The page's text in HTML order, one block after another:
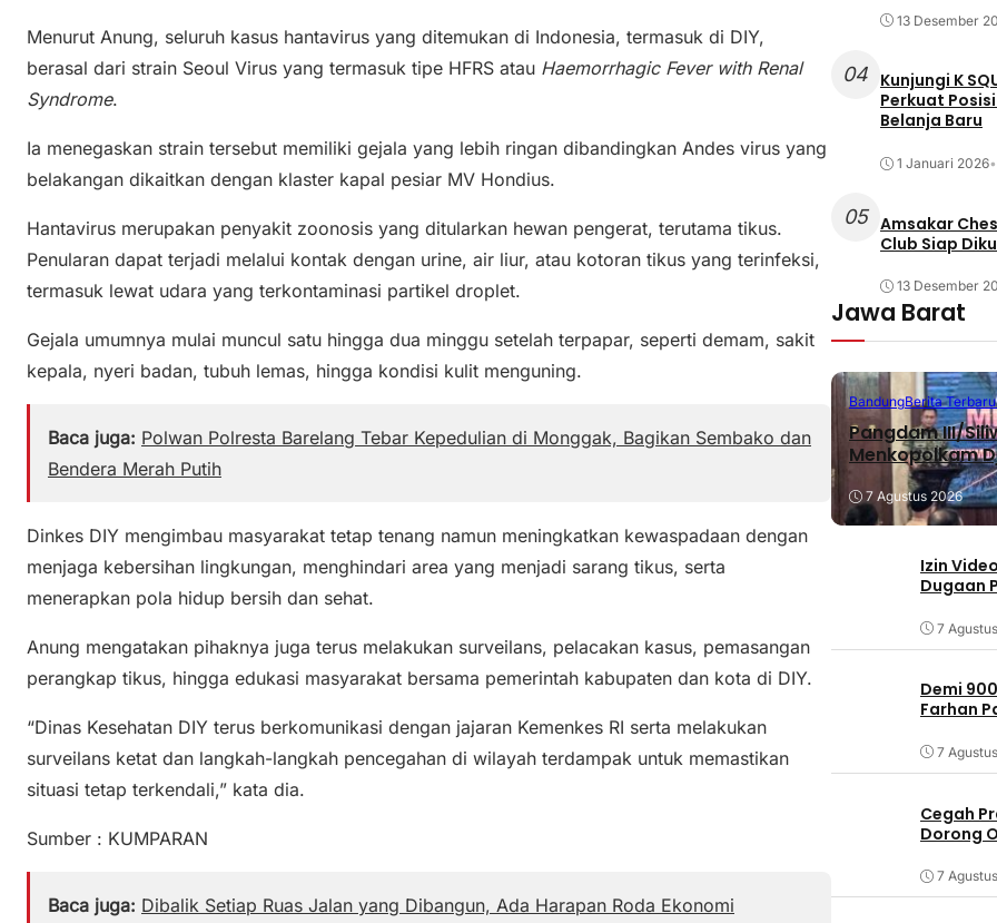
Menurut Anung, seluruh kasus hantavirus yang ditemukan di Indonesia, termasuk di DIY,
berasal dari strain Seoul Virus yang termasuk tipe HFRS atau Haemorrhagic Fever with Renal
Syndrome.
Ia menegaskan strain tersebut memiliki gejala yang lebih ringan dibandingkan Andes virus yang
belakangan dikaitkan dengan klaster kapal pesiar MV Hondius.
Hantavirus merupakan penyakit zoonosis yang ditularkan hewan pengerat, terutama tikus.
Penularan dapat terjadi melalui kontak dengan urine, air liur, atau kotoran tikus yang terinfeksi,
termasuk lewat udara yang terkontaminasi partikel droplet.
Gejala umumnya mulai muncul satu hingga dua minggu setelah terpapar, seperti demam, sakit
kepala, nyeri badan, tubuh lemas, hingga kondisi kulit menguning.
Baca juga: Polwan Polresta Barelang Tebar Kepedulian di Monggak, Bagikan Sembako dan
Bendera Merah Putih
Dinkes DIY mengimbau masyarakat tetap tenang namun meningkatkan kewaspadaan dengan
menjaga kebersihan lingkungan, menghindari area yang menjadi sarang tikus, serta
menerapkan pola hidup bersih dan sehat.
Anung mengatakan pihaknya juga terus melakukan surveilans, pelacakan kasus, pemasangan
perangkap tikus, hingga edukasi masyarakat bersama pemerintah kabupaten dan kota di DIY.
“Dinas Kesehatan DIY terus berkomunikasi dengan jajaran Kemenkes RI serta melakukan
surveilans ketat dan langkah-langkah pencegahan di wilayah terdampak untuk memastikan
situasi tetap terkendali,” kata dia.
Sumber : KUMPARAN
Baca juga: Dibalik Setiap Ruas Jalan yang Dibangun, Ada Harapan Roda Ekonomi
13 Desember
04 Kunjungi K
Perkuat
Belanja Baru
1 Januari 2026•
05 Amsakar
Club Siap
13 Desember
Jawa Barat
BandungBerita Terbaru
Pangdam III/
Menkopolkam
7 Agustus 2026
Izin
Dugaan
7
Demi
Farhan
7
Cegah
Dorong
7